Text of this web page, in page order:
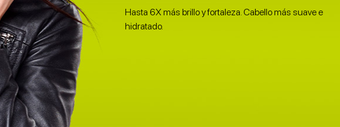
Hasta 6X más brillo y fortaleza. Cabello más suave e
hidratado.